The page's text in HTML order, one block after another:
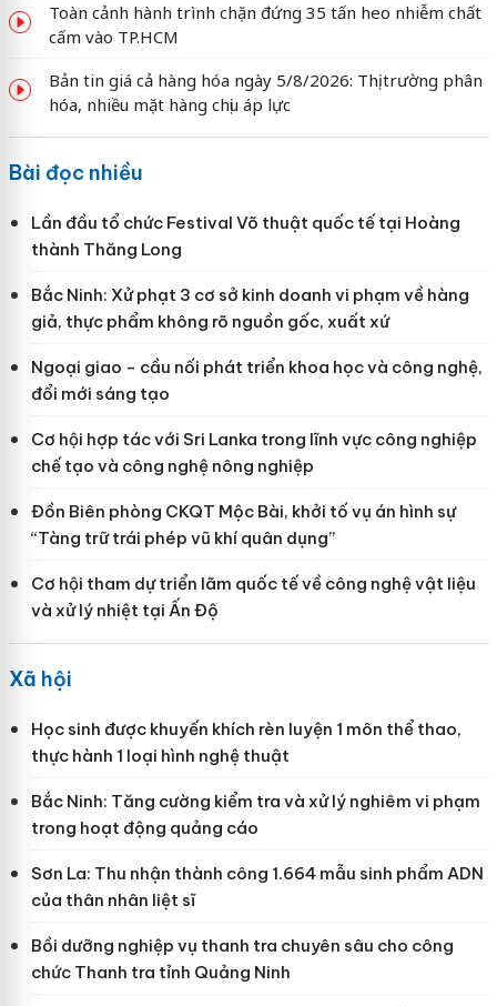
Toàn cảnh hành trình chặn đứng 35 tấn heo nhiễm chất
cấm vào TP.HCM
Bản tin giá cả hàng hóa ngày 5/8/2026: Thị trường phân
hóa, nhiều mặt hàng chịu áp lực
Bài đọc nhiều
Lần đầu tổ chức Festival Võ thuật quốc tế tại Hoàng
thành Thăng Long
Bắc Ninh: Xử phạt 3 cơ sở kinh doanh vi phạm về hàng
giả, thực phẩm không rõ nguồn gốc, xuất xứ
Ngoại giao - cầu nối phát triển khoa học và công nghệ,
đổi mới sáng tạo
Cơ hội hợp tác với Sri Lanka trong lĩnh vực công nghiệp
chế tạo và công nghệ nông nghiệp
Đồn Biên phòng CKQT Mộc Bài, khởi tố vụ án hình sự
“Tàng trữ trái phép vũ khí quân dụng”
Cơ hội tham dự triển lãm quốc tế về công nghệ vật liệu
và xử lý nhiệt tại Ấn Độ
Xã hội
Học sinh được khuyến khích rèn luyện 1 môn thể thao,
thực hành 1 loại hình nghệ thuật
Bắc Ninh: Tăng cường kiểm tra và xử lý nghiêm vi phạm
trong hoạt động quảng cáo
Sơn La: Thu nhận thành công 1.664 mẫu sinh phẩm ADN
của thân nhân liệt sĩ
Bồi dưỡng nghiệp vụ thanh tra chuyên sâu cho công
chức Thanh tra tỉnh Quảng Ninh